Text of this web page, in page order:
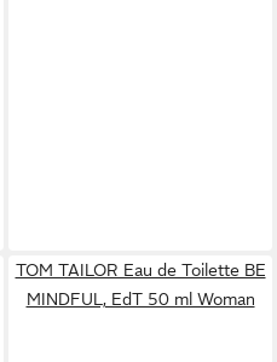
TOM TAILOR Eau de Toilette BE
MINDFUL, EdT 50 ml Woman